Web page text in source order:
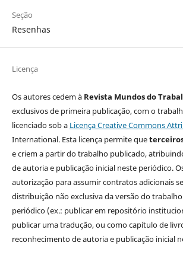
Seção
Resenhas
Licença
Os autores cedem à Revista Mundos do
exclusivos de primeira publicação, com o
licenciado sob a Licença Creative Commons
International. Esta licença permite que
e criem a partir do trabalho publicado,
de autoria e publicação inicial neste periódico.
autorização para assumir contratos adicionais
distribuição não exclusiva da versão do
periódico (ex.: publicar em repositório
publicar uma tradução, ou como capítulo de
reconhecimento de autoria e publicação inicial